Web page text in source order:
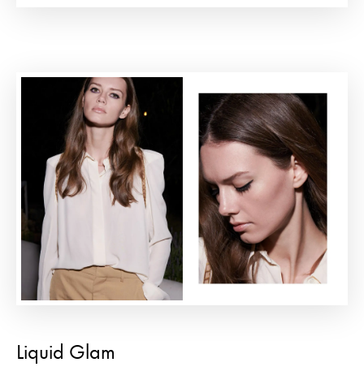
Liquid Glam